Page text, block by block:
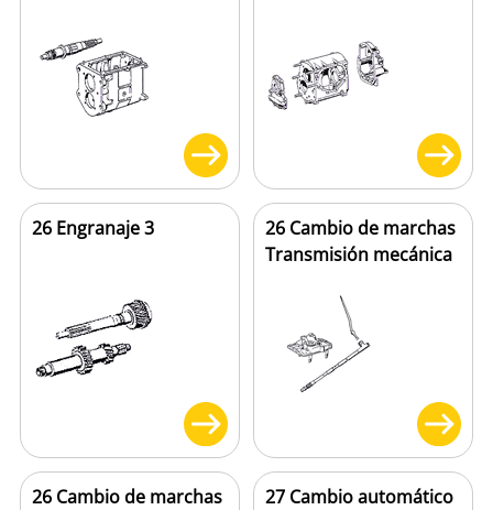
26 Engranaje 3
26 Cambio de marchas
Transmisión mecánica
26 Cambio de marchas
27 Cambio automático